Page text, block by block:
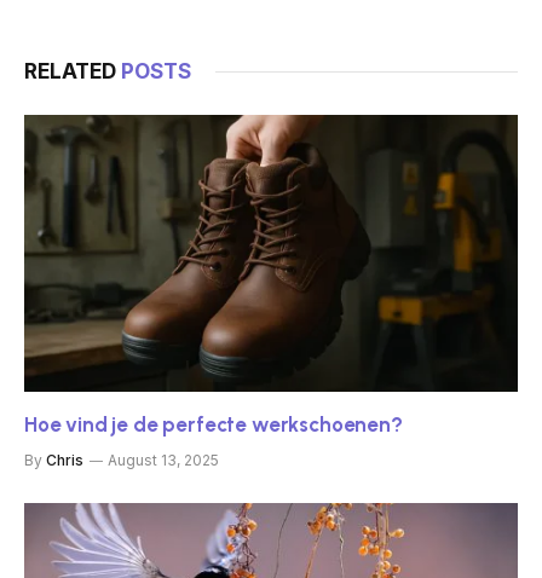
RELATED POSTS
Hoe vind je de perfecte werkschoenen?
By Chris August 13, 2025